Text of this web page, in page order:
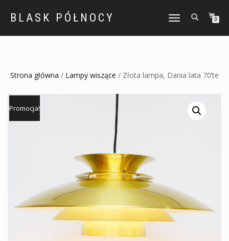
BLASK PÓŁNOCY
TOGGLE
0
Strona główna / Lampy wiszące / Złota lampa, Dania lata 70’te
Promocja!